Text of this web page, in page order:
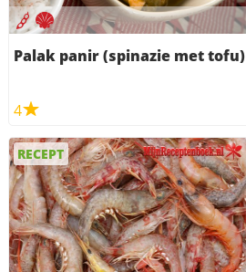
Palak panir (spinazie met tofu)
4
RECEPT